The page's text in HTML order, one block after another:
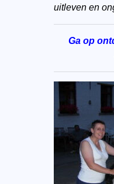
uitleven en
Ga op